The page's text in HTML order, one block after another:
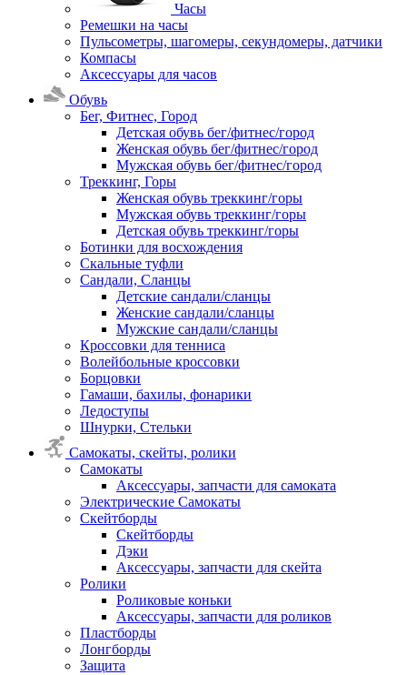
Часы
Ремешки на часы
Пульсометры, шагомеры, секундомеры, датчики
Компасы
Аксессуары для часов
Обувь
Бег, Фитнес, Город
Детская обувь бег/фитнес/город
Женская обувь бег/фитнес/город
Мужская обувь бег/фитнес/город
Треккинг, Горы
Женская обувь треккинг/горы
Мужская обувь треккинг/горы
Детская обувь треккинг/горы
Ботинки для восхождения
Скальные туфли
Сандали, Сланцы
Детские сандали/сланцы
Женские сандали/сланцы
Мужские сандали/сланцы
Кроссовки для тенниса
Волейбольные кроссовки
Борцовки
Гамаши, бахилы, фонарики
Ледоступы
Шнурки, Стельки
Самокаты, скейты, ролики
Самокаты
Аксессуары, запчасти для самоката
Электрические Самокаты
Скейтборды
Скейтборды
Дэки
Аксессуары, запчасти для скейта
Ролики
Роликовые коньки
Аксессуары, запчасти для роликов
Пластборды
Лонгборды
Защита